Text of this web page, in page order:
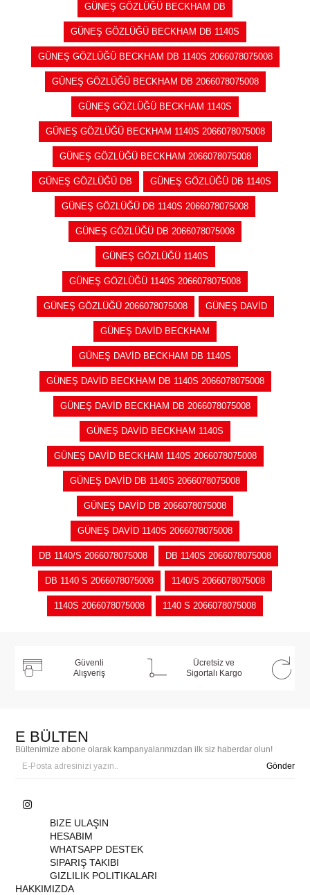
GÜNEŞ GÖZLÜĞÜ BECKHAM DB
GÜNEŞ GÖZLÜĞÜ BECKHAM DB 1140S
GÜNEŞ GÖZLÜĞÜ BECKHAM DB 1140S 2066078075008
GÜNEŞ GÖZLÜĞÜ BECKHAM DB 2066078075008
GÜNEŞ GÖZLÜĞÜ BECKHAM 1140S
GÜNEŞ GÖZLÜĞÜ BECKHAM 1140S 2066078075008
GÜNEŞ GÖZLÜĞÜ BECKHAM 2066078075008
GÜNEŞ GÖZLÜĞÜ DB GÜNEŞ GÖZLÜĞÜ DB 1140S
GÜNEŞ GÖZLÜĞÜ DB 1140S 2066078075008
GÜNEŞ GÖZLÜĞÜ DB 2066078075008
GÜNEŞ GÖZLÜĞÜ 1140S
GÜNEŞ GÖZLÜĞÜ 1140S 2066078075008
GÜNEŞ GÖZLÜĞÜ 2066078075008 GÜNEŞ DAVİD
GÜNEŞ DAVİD BECKHAM
GÜNEŞ DAVİD BECKHAM DB 1140S
GÜNEŞ DAVİD BECKHAM DB 1140S 2066078075008
GÜNEŞ DAVİD BECKHAM DB 2066078075008
GÜNEŞ DAVİD BECKHAM 1140S
GÜNEŞ DAVİD BECKHAM 1140S 2066078075008
GÜNEŞ DAVİD DB 1140S 2066078075008
GÜNEŞ DAVİD DB 2066078075008
GÜNEŞ DAVİD 1140S 2066078075008
DB 1140/S 2066078075008 DB 1140S 2066078075008
DB 1140 S 2066078075008 1140/S 2066078075008
1140S 2066078075008 1140 S 2066078075008
Güvenli
Alışveriş
Ücretsiz ve
Sigortalı Kargo
E BÜLTEN
Bültenimize abone olarak kampanyalarımızdan ilk siz haberdar olun!
Gönder
BIZE ULAŞIN
HESABIM
WHATSAPP DESTEK
SIPARIŞ TAKIBI
GIZLILIK POLITIKALARI
HAKKIMIZDA